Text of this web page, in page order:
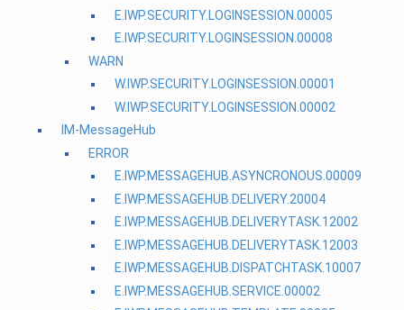
E.IWP.SECURITY.LOGINSESSION.00005
E.IWP.SECURITY.LOGINSESSION.00008
WARN
W.IWP.SECURITY.LOGINSESSION.00001
W.IWP.SECURITY.LOGINSESSION.00002
IM-MessageHub
ERROR
E.IWP.MESSAGEHUB.ASYNCRONOUS.00009
E.IWP.MESSAGEHUB.DELIVERY.20004
E.IWP.MESSAGEHUB.DELIVERYTASK.12002
E.IWP.MESSAGEHUB.DELIVERYTASK.12003
E.IWP.MESSAGEHUB.DISPATCHTASK.10007
E.IWP.MESSAGEHUB.SERVICE.00002